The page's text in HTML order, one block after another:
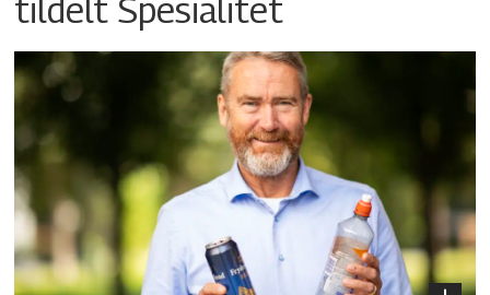
tildelt Spesialitet